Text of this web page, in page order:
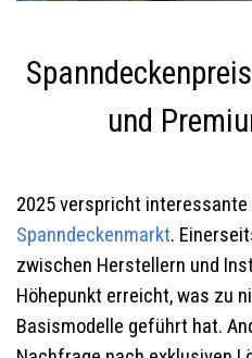
und
2025 verspricht interessante
Spanndeckenmarkt.
zwischen Herstellern und
Höhepunkt erreicht, was zu
Basismodelle geführt hat.